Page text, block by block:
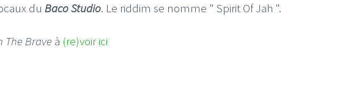
du Baco Studio. Le riddim se nomme " Spirit Of Jah ".
The Brave à (re)voir ici